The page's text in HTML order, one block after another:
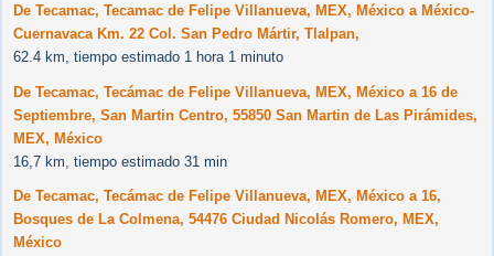
De Tecamac, Tecamac de Felipe Villanueva, MEX, México a México-
Cuernavaca Km. 22 Col. San Pedro Mártir, Tlalpan,
62.4 km, tiempo estimado 1 hora 1 minuto
De Tecamac, Tecámac de Felipe Villanueva, MEX, México a 16 de
Septiembre, San Martin Centro, 55850 San Martin de Las Pirámides,
MEX, México
16,7 km, tiempo estimado 31 min
De Tecamac, Tecámac de Felipe Villanueva, MEX, México a 16,
Bosques de La Colmena, 54476 Ciudad Nicolás Romero, MEX,
México